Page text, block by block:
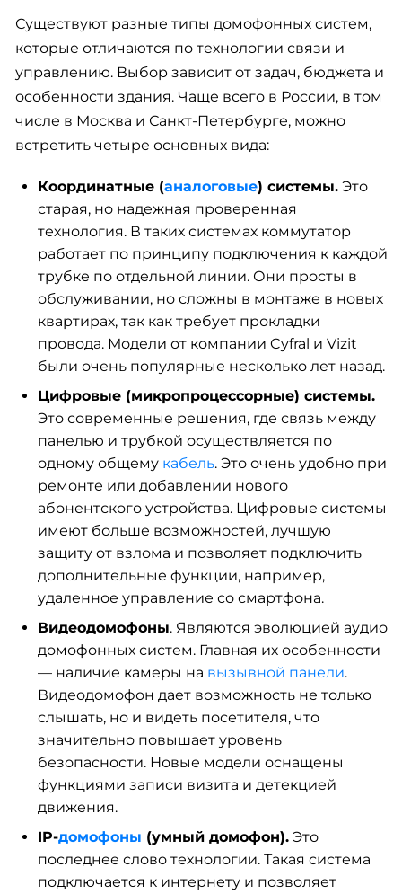
Существуют разные типы домофонных систем,
которые отличаются по технологии связи и
управлению. Выбор зависит от задач, бюджета и
особенности здания. Чаще всего в России, в том
числе в Москва и Санкт-Петербурге, можно
встретить четыре основных вида:
Координатные (аналоговые) системы.Это
старая, но надежная проверенная
технология. В таких системах коммутатор
работает по принципу подключения к каждой
трубке по отдельной линии. Они просты в
обслуживании, но сложны в монтаже в новых
квартирах, так как требует прокладки
провода. Модели от компании Cyfral и Vizit
были очень популярные несколько лет назад.
Цифровые (микропроцессорные) системы.
Это современные решения, где связь между
панелью и трубкой осуществляется по
одному общему кабель. Это очень удобно при
ремонте или добавлении нового
абонентского устройства. Цифровые системы
имеют больше возможностей, лучшую
защиту от взлома и позволяет подключить
дополнительные функции, например,
удаленное управление со смартфона.
Видеодомофоны. Являются эволюцией аудио
домофонных систем. Главная их особенности
— наличие камеры на вызывной панели.
Видеодомофон дает возможность не только
слышать, но и видеть посетителя, что
значительно повышает уровень
безопасности. Новые модели оснащены
функциями записи визита и детекцией
движения.
IP-домофоны (умный домофон).Это
последнее слово технологии. Такая система
подключается к интернету и позволяет